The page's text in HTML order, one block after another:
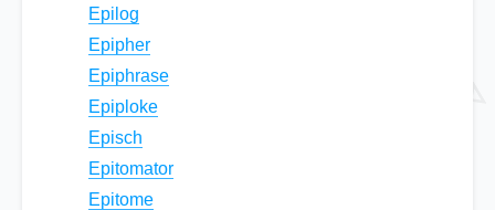
Epilog
Epipher
Epiphrase
Epiploke
Episch
Epitomator
Epitome